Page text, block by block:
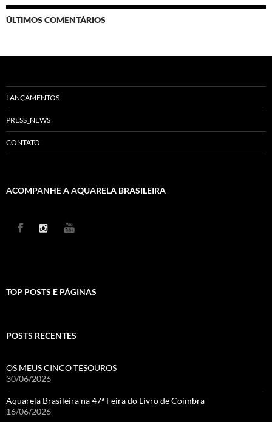
ÚLTIMOS COMENTÁRIOS
LANÇAMENTOS
PRESS_NEWS
CONTATO
ACOMPANHE A AQUARELA BRASILEIRA
TOP POSTS E PÁGINAS
POSTS RECENTES
OS MEUS CINCO TESOUROS
30/06/2026
Aquarela Brasileira na 47ª Feira do Livro de Coimbra
16/06/2026